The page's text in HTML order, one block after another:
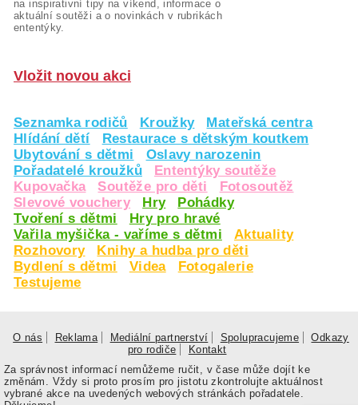
na inspirativní tipy na víkend, informace o
aktuální soutěži a o novinkách v rubrikách
ententýky.
Vložit novou akci
Seznamka rodičů Kroužky
Mateřská centra
Hlídání dětí
Restaurace s dětským koutkem
Ubytování s dětmi
Oslavy narozenin
Pořadatelé kroužků
Ententýky soutěže
Kupovačka
Soutěže pro děti
Fotosoutěž
Slevové vouchery
Hry
Pohádky
Tvoření s dětmi
Hry pro hravé
Vařila myšička - vaříme s dětmi
Aktuality
Rozhovory
Knihy a hudba pro děti
Bydlení s dětmi
Videa
Fotogalerie
Testujeme
O nás Reklama Mediální partnerství Spolupracujeme
Odkazy
pro rodiče
Kontakt
Za správnost informací nemůžeme ručit, v čase může dojít ke
změnám. Vždy si proto prosím pro jistotu zkontrolujte aktuálnost
vybrané akce na uvedených webových stránkách pořadatele.